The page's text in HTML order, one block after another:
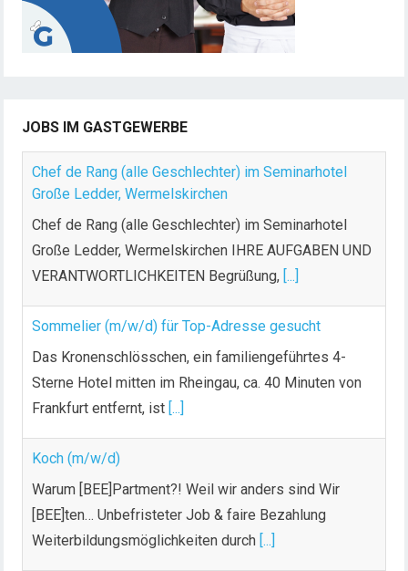
JOBS IM GASTGEWERBE
Chef de Rang (alle Geschlechter) im Seminarhotel
Große Ledder, Wermelskirchen
Chef de Rang (alle Geschlechter) im Seminarhotel
Große Ledder, Wermelskirchen IHRE AUFGABEN UND
VERANTWORTLICHKEITEN Begrüßung, [...]
Sommelier (m/w/d) für Top-Adresse gesucht
Das Kronenschlösschen, ein familiengeführtes 4-
Sterne Hotel mitten im Rheingau, ca. 40 Minuten von
Frankfurt entfernt, ist [...]
Koch (m/w/d)
Warum [BEE]Partment?! Weil wir anders sind Wir
[BEE]ten… Unbefristeter Job & faire Bezahlung
Weiterbildungsmöglichkeiten durch [...]